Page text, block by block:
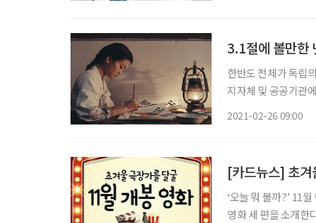
3.1절에 볼만한
한반도 전체가 독립
지자체 및 공공기관
2021-02-26 09:00
[카드뉴스] 초겨
‘오늘 뭐 볼까?’ 11월 한 달을 보다 풍성하게 보내고픈 브라보 독자를 위해 따끈따끈한 신작
영화 세 편을 소개한다. >> 도굴 개봉 11월 4일 장르 범죄 감독 박정배 출연 이제훈,